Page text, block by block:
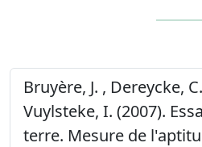
Bruyère, J. , Dereycke,
Vuylsteke, I. (2007).
terre. Mesure de